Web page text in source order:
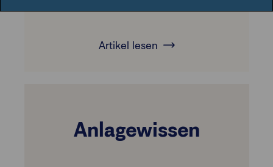
Artikel lesen
Anlagewissen